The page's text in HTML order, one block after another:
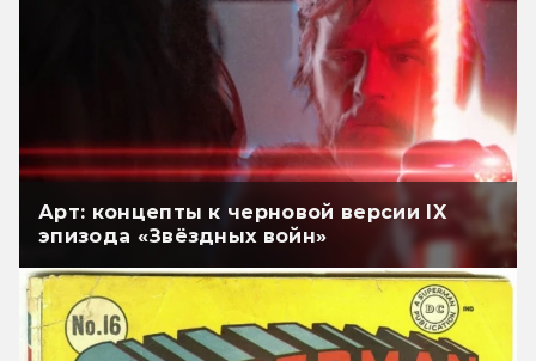
Арт: концепты к черновой версии IX
эпизода «Звёздных войн»